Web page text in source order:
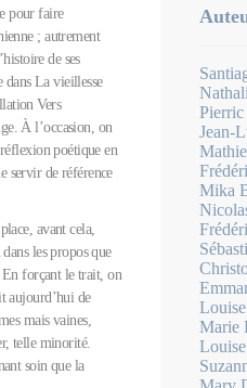
pour faire
; autrement
de ses
La vieillesse
Vers
À l’occasion, on
poétique en
servir de référence
avant cela,
les propos que
En forçant le trait, on
aujourd’hui de
mais vaines,
telle minorité.
soin que la
Jean-
Mika
Marie